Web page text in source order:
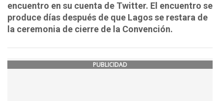
encuentro en su cuenta de Twitter. El encuentro se
produce días después de que Lagos se restara de
la ceremonia de cierre de la Convención.
PUBLICIDAD